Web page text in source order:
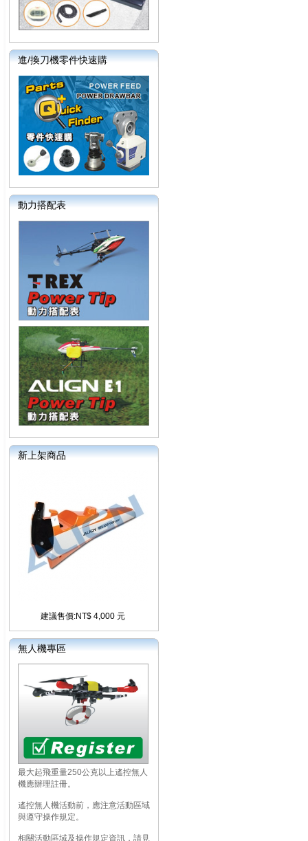
進/換刀機零件快速購
動力搭配表
新上架商品
建議售價:NT$ 4,000 元
無人機專區
最大起飛重量250公克以上遙控無人
機應辦理註冊。
遙控無人機活動前，應注意活動區域
與遵守操作規定。
相關活動區域及操作規定資訊，請見